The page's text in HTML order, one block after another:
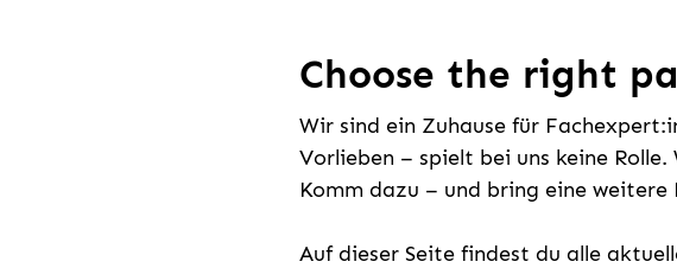
Choose the right
Wir sind ein Zuhause für
Vorlieben – spielt bei uns keine
Komm dazu – und bring eine
Auf dieser Seite findest du alle